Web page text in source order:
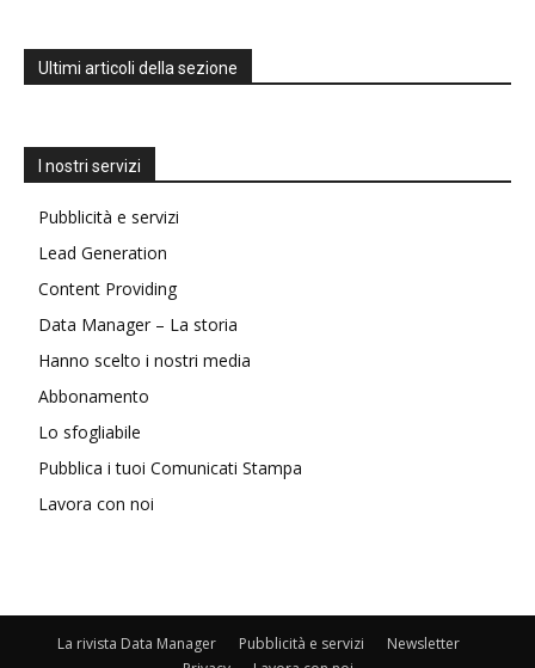
Ultimi articoli della sezione
I nostri servizi
Pubblicità e servizi
Lead Generation
Content Providing
Data Manager – La storia
Hanno scelto i nostri media
Abbonamento
Lo sfogliabile
Pubblica i tuoi Comunicati Stampa
Lavora con noi
La rivista Data Manager Pubblicità e servizi
Newsletter